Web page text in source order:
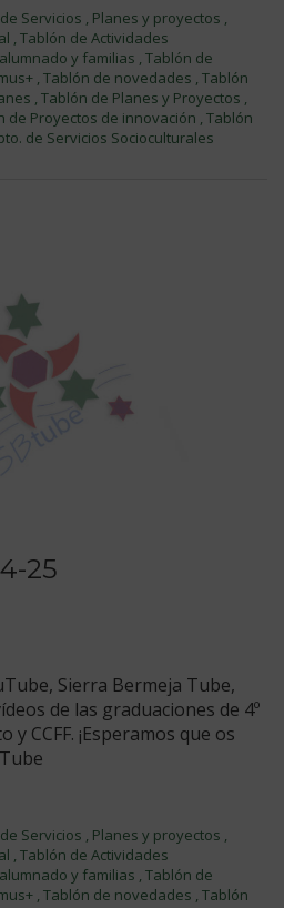
Servicios , Planes y proyectos ,
, Tablón de Actividades
y familias , Tablón de
, Tablón de novedades , Tablón
, Tablón de Planes y Proyectos ,
de Proyectos de innovación , Tablón
de Servicios Socioculturales
25
Sierra Bermeja Tube,
de las graduaciones de 4º
y CCFF. ¡Esperamos que os
Servicios , Planes y proyectos ,
, Tablón de Actividades
y familias , Tablón de
, Tablón de novedades , Tablón